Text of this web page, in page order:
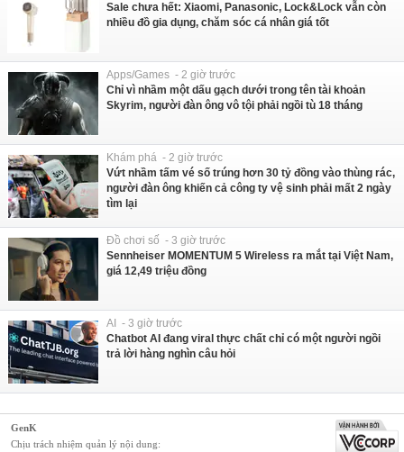
Sale chưa hết: Xiaomi, Panasonic, Lock&Lock vẫn còn
nhiều đồ gia dụng, chăm sóc cá nhân giá tốt
Apps/Games - 2 giờ trước
Chỉ vì nhầm một dấu gạch dưới trong tên tài khoản
Skyrim, người đàn ông vô tội phải ngồi tù 18 tháng
Khám phá - 2 giờ trước
Vứt nhầm tấm vé số trúng hơn 30 tỷ đồng vào thùng rác,
người đàn ông khiến cả công ty vệ sinh phải mất 2 ngày
tìm lại
Đồ chơi số - 3 giờ trước
Sennheiser MOMENTUM 5 Wireless ra mắt tại Việt Nam,
giá 12,49 triệu đồng
AI - 3 giờ trước
Chatbot AI đang viral thực chất chỉ có một người ngồi
trả lời hàng nghìn câu hỏi
GenK
Chịu trách nhiệm quản lý nội dung: